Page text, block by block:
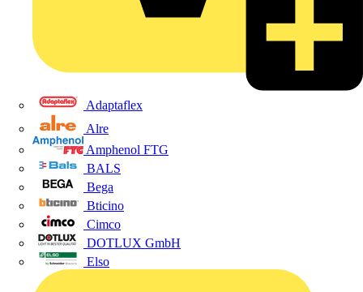
Adaptaflex
Alre
Amphenol FTG
BALS
Bega
Bticino
Cimco
DOTLUX GmbH
Elso